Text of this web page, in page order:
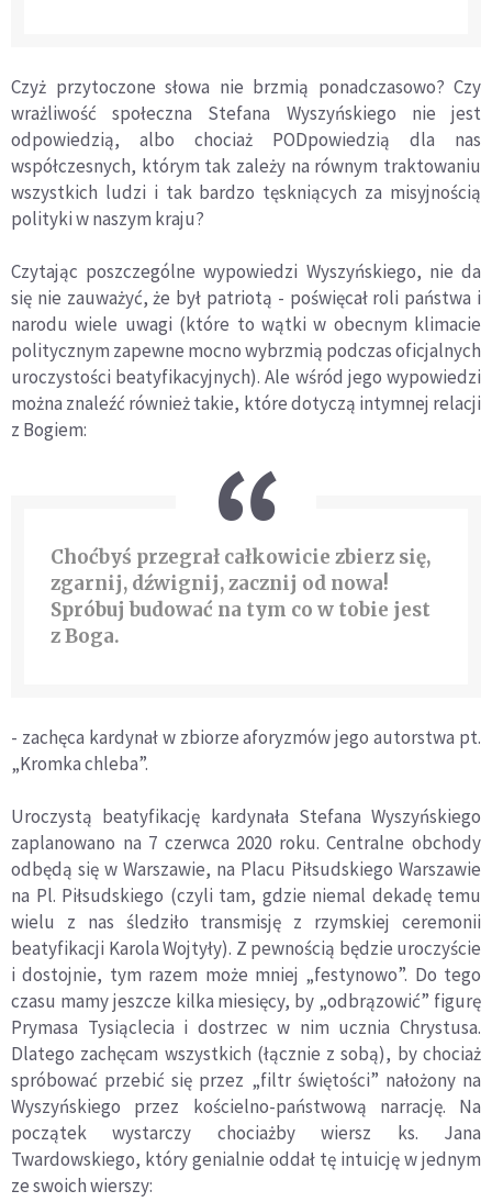
Czyż przytoczone słowa nie brzmią ponadczasowo? Czy
wrażliwość społeczna Stefana Wyszyńskiego nie jest
odpowiedzią, albo chociaż PODpowiedzią dla nas
współczesnych, którym tak zależy na równym traktowaniu
wszystkich ludzi i tak bardzo tęskniących za misyjnością
polityki w naszym kraju?
Czytając poszczególne wypowiedzi Wyszyńskiego, nie da
się nie zauważyć, że był patriotą - poświęcał roli państwa i
narodu wiele uwagi (które to wątki w obecnym klimacie
politycznym zapewne mocno wybrzmią podczas oficjalnych
uroczystości beatyfikacyjnych). Ale wśród jego wypowiedzi
można znaleźć również takie, które dotyczą intymnej relacji
z Bogiem:
Choćbyś przegrał całkowicie zbierz się,
zgarnij, dźwignij, zacznij od nowa!
Spróbuj budować na tym co w tobie jest
z Boga.
- zachęca kardynał w zbiorze aforyzmów jego autorstwa pt.
„Kromka chleba”.
Uroczystą beatyfikację kardynała Stefana Wyszyńskiego
zaplanowano na 7 czerwca 2020 roku. Centralne obchody
odbędą się w Warszawie, na Placu Piłsudskiego Warszawie
na Pl. Piłsudskiego (czyli tam, gdzie niemal dekadę temu
wielu z nas śledziło transmisję z rzymskiej ceremonii
beatyfikacji Karola Wojtyły). Z pewnością będzie uroczyście
i dostojnie, tym razem może mniej „festynowo”. Do tego
czasu mamy jeszcze kilka miesięcy, by „odbrązowić” figurę
Prymasa Tysiąclecia i dostrzec w nim ucznia Chrystusa.
Dlatego zachęcam wszystkich (łącznie z sobą), by chociaż
spróbować przebić się przez „filtr świętości” nałożony na
Wyszyńskiego przez kościelno-państwową narrację. Na
początek wystarczy chociażby wiersz ks. Jana
Twardowskiego, który genialnie oddał tę intuicję w jednym
ze swoich wierszy: